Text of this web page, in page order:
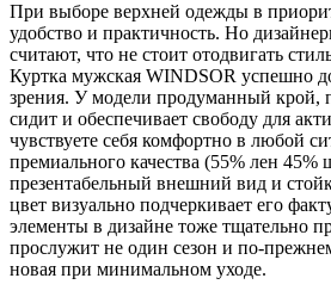
При выборе верхней одежды в
удобство и практичность. Но
считают, что не стоит отодвигать
Куртка мужская WINDSOR успешно
зрения. У модели продуманный крой,
сидит и обеспечивает свободу для
чувствуете себя комфортно в любой
премиального качества (55% лен 45%
презентабельный внешний вид и
цвет визуально подчеркивает его
элементы в дизайне тоже тщательно
прослужит не один сезон и по-
новая при минимальном уходе.